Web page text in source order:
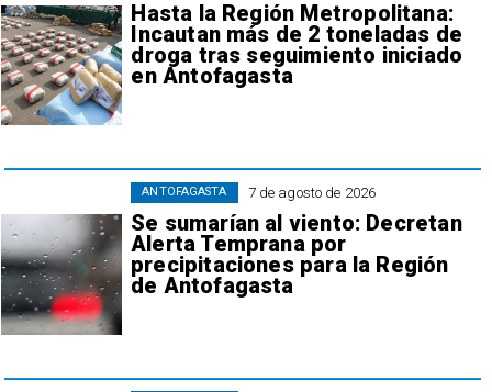
Hasta la Región Metropolitana:
Incautan más de 2 toneladas de
droga tras seguimiento iniciado
en Antofagasta
7 de agosto de 2026
Se sumarían al viento: Decretan
Alerta Temprana por
precipitaciones para la Región
de Antofagasta
ANTOFAGASTA